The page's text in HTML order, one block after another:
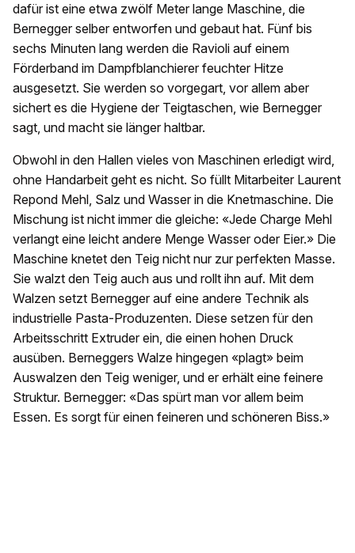
dafür ist eine etwa zwölf Meter lange Maschine, die
Bernegger selber entworfen und gebaut hat. Fünf bis
sechs Minuten lang werden die Ravioli auf einem
Förderband im Dampfblanchierer feuchter Hitze
ausgesetzt. Sie werden so vorgegart, vor allem aber
sichert es die Hygiene der Teigtaschen, wie Bernegger
sagt, und macht sie länger haltbar.
Obwohl in den Hallen vieles von Maschinen erledigt wird,
ohne Handarbeit geht es nicht. So füllt Mitarbeiter Laurent
Repond Mehl, Salz und Wasser in die Knetmaschine. Die
Mischung ist nicht immer die gleiche: «Jede Charge Mehl
verlangt eine leicht andere Menge Wasser oder Eier.» Die
Maschine knetet den Teig nicht nur zur perfekten Masse.
Sie walzt den Teig auch aus und rollt ihn auf. Mit dem
Walzen setzt Bernegger auf eine andere Technik als
industrielle Pasta-Produzenten. Diese setzen für den
Arbeitsschritt Extruder ein, die einen hohen Druck
ausüben. Berneggers Walze hingegen «plagt» beim
Auswalzen den Teig weniger, und er erhält eine feinere
Struktur. Bernegger: «Das spürt man vor allem beim
Essen. Es sorgt für einen feineren und schöneren Biss.»